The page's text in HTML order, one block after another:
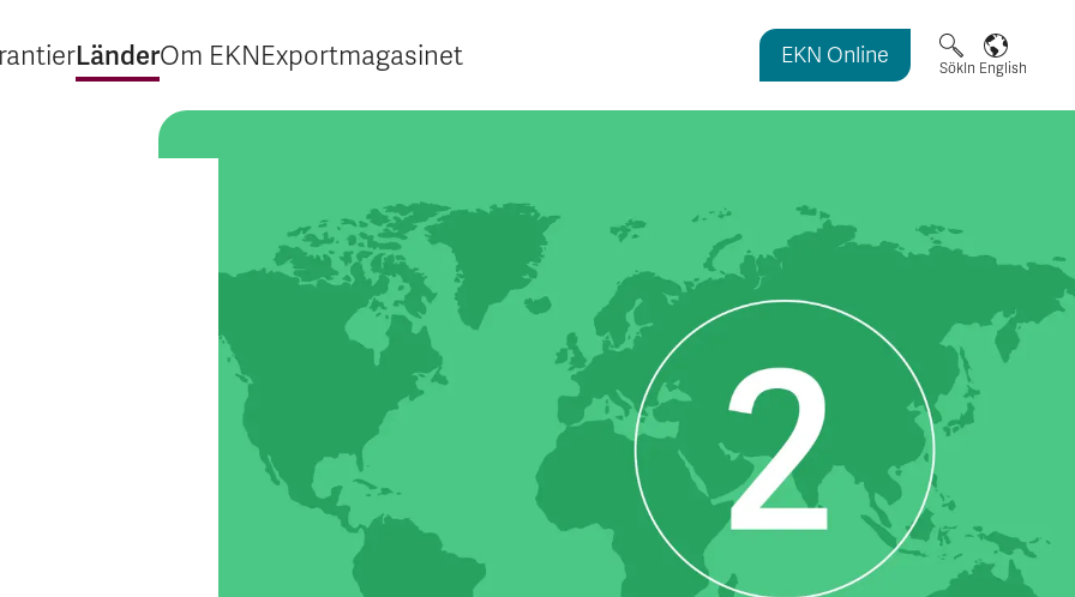
Expandera Garantier
LänderExpandera Länder
Om EKNExpandera Om EKN
ExportmagasinetExpandera Exportmagasinet EKN Online SökIn English